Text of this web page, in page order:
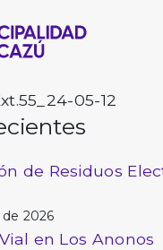
05-12
de Residuos
2026
en Los Anonos